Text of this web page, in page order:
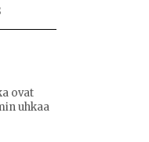
ovat
uhkaa